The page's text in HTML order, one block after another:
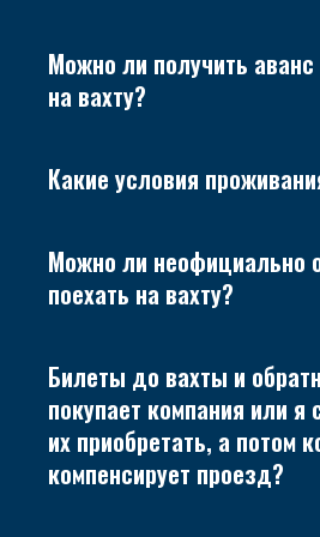
Можно ли получить
на вахту?
Какие условия
Можно ли неофициально
поехать на вахту?
Билеты до вахты и
покупает компания или
их приобретать, а потом
компенсирует проезд?